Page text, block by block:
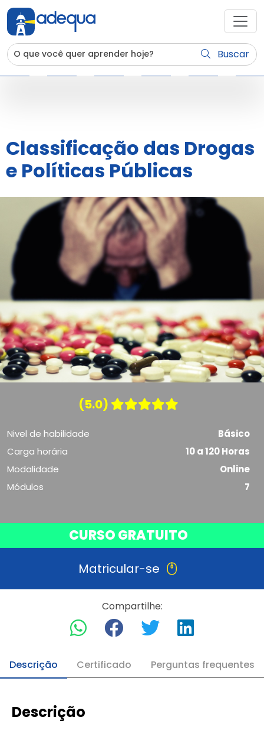
Buscar
Classificação das Drogas
e Políticas Públicas
(5.0)
Nivel de habilidade
Básico
Carga horária
10 a 120 Horas
Modalidade
Online
Módulos
7
CURSO GRATUITO
Matricular-se
Compartilhe:
Descrição Certificado Perguntas frequentes
Descrição